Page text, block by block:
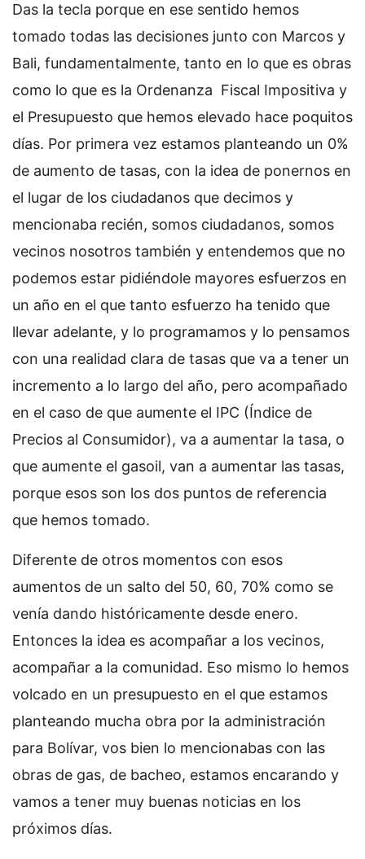
Das la tecla porque en ese sentido hemos
tomado todas las decisiones junto con Marcos y
Bali, fundamentalmente, tanto en lo que es obras
como lo que es la Ordenanza Fiscal Impositiva y
el Presupuesto que hemos elevado hace poquitos
días. Por primera vez estamos planteando un 0%
de aumento de tasas, con la idea de ponernos en
el lugar de los ciudadanos que decimos y
mencionaba recién, somos ciudadanos, somos
vecinos nosotros también y entendemos que no
podemos estar pidiéndole mayores esfuerzos en
un año en el que tanto esfuerzo ha tenido que
llevar adelante, y lo programamos y lo pensamos
con una realidad clara de tasas que va a tener un
incremento a lo largo del año, pero acompañado
en el caso de que aumente el IPC (Índice de
Precios al Consumidor), va a aumentar la tasa, o
que aumente el gasoil, van a aumentar las tasas,
porque esos son los dos puntos de referencia
que hemos tomado.
Diferente de otros momentos con esos
aumentos de un salto del 50, 60, 70% como se
venía dando históricamente desde enero.
Entonces la idea es acompañar a los vecinos,
acompañar a la comunidad. Eso mismo lo hemos
volcado en un presupuesto en el que estamos
planteando mucha obra por la administración
para Bolívar, vos bien lo mencionabas con las
obras de gas, de bacheo, estamos encarando y
vamos a tener muy buenas noticias en los
próximos días.